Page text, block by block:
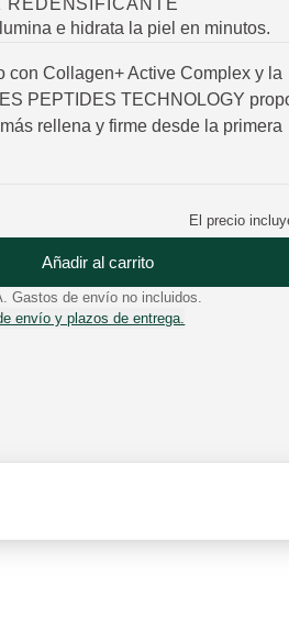
e hidrata la piel en minutos.
con Collagen+ Active Complex y la
PEPTIDES TECHNOLOGY
rellena y firme desde la primera
El precio
Añadir al carrito
Gastos de envío no incluidos.
envío y plazos de entrega.